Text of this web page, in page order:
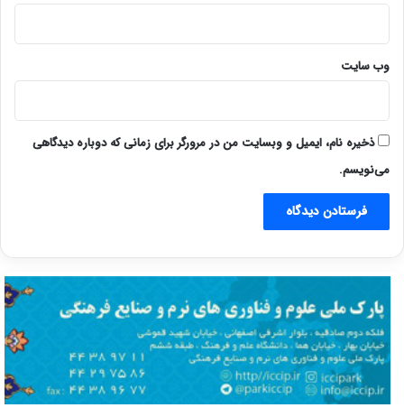
وب‌ سایت
ذخیره نام، ایمیل و وبسایت من در مرورگر برای زمانی که دوباره دیدگاهی
می‌نویسم.